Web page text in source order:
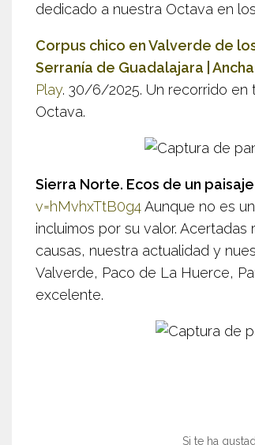
dedicado a nuestra Octava en
Corpus chico en Valverde de
Serranía de Guadalajara |
Play. 30/6/2025. Un recorrido
Octava.
Sierra Norte. Ecos de un
v=hMvhxTtB0g4Aunque no es
incluimos por su valor.
causas, nuestra actualidad y
Valverde, Paco de La Huerce,
excelente.
Si te ha